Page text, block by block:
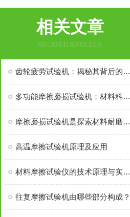
相关文章
RELATED ARTICLES
齿轮疲劳试验机：揭秘其背后的科学奥秘！
多功能摩擦磨损试验机：材料科学领域的全能选手
摩擦磨损试验机是探索材料耐磨性能的工具
高温摩擦试验机原理及应用
材料摩擦试验仪的技术原理与实际操作指南对比
往复摩擦试验机由哪些部分构成？